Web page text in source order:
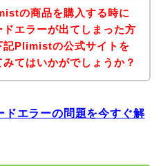
の商品を購入する時に
ドエラーが出てしまった方
記Plimistの公式サイトを
てはいかがでしょうか？
エラーの問題を今すぐ解